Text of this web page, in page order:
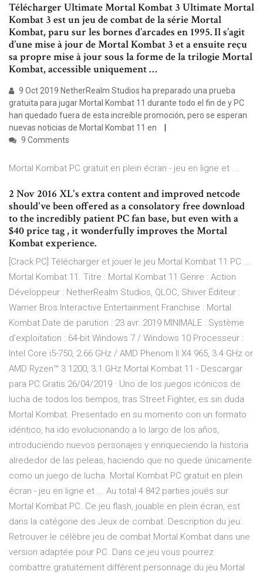
Télécharger Ultimate Mortal Kombat 3 Ultimate Mortal
Kombat 3 est un jeu de combat de la série Mortal
Kombat, paru sur les bornes d’arcades en 1995. Il s’agit
d’une mise à jour de Mortal Kombat 3 et a ensuite reçu
sa propre mise à jour sous la forme de la trilogie Mortal
Kombat, accessible uniquement …
9 Oct 2019 NetherRealm Studios ha preparado una prueba
gratuita para jugar Mortal Kombat 11 durante todo el fin de y PC
han quedado fuera de esta increíble promoción, pero se esperan
nuevas noticias de Mortal Kombat 11 en
9 Comments
Mortal Kombat PC gratuit en plein écran - jeu en ligne et ...
2 Nov 2016 XL's extra content and improved netcode
should've been offered as a consolatory free download
to the incredibly patient PC fan base, but even with a
$40 price tag , it wonderfully improves the Mortal
Kombat experience.
[Crack PC] Télécharger et jouer le jeu Mortal Kombat 11 PC ...
Mortal Kombat 11. Titre : Mortal Kombat 11 Genre : Action
Développeur : NetherRealm Studios, QLOC, Shiver Éditeur :
Warner Bros Interactive Entertainment Franchise : Mortal
Kombat Date de parution : 23 avr. 2019 MINIMALE : Système
d’exploitation : 64-bit Windows 7 / Windows 10 Processeur :
Intel Core i5-750, 2.66 GHz / AMD Phenom II X4 965, 3.4 GHz or
AMD Ryzen™ 3 1200, 3.1 GHz Mortal Kombat 11 - Descargar
para PC Gratis 26/04/2019 · Uno de los juegos icónicos de
lucha de todos los tiempos, tras Street Fighter, es sin duda
Mortal Kombat. Presentado en su momento con un formato
idéntico, ha ido evolucionando a lo largo de los años,
introduciendo nuevos personajes y enriqueciendo la historia
alrededor de las peleas, haciendo que no quede únicamente
como un juego de lucha. Mortal Kombat PC gratuit en plein
écran - jeu en ligne et ... Au total 4 842 parties joués sur
Mortal Kombat PC. Ce jeu flash, jouable en plein écran, est
dans la catégorie des Jeux de combat. Description du jeu:
Retrouver le célèbre jeu de combat Mortal Kombat dans une
version adaptée pour PC. Dans ce jeu vous pourrez
combattre gratuitement différent personnage du jeu Mortal